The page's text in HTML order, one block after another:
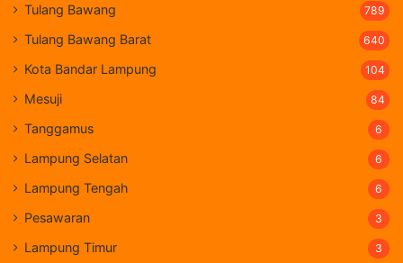
Tulang Bawang 789
Tulang Bawang Barat 640
Kota Bandar Lampung 104
Mesuji 84
Tanggamus 6
Lampung Selatan 6
Lampung Tengah 6
Pesawaran 3
Lampung Timur 3